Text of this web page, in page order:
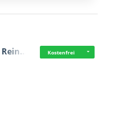
Kostenfrei